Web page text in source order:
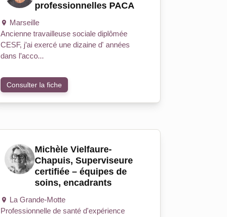
professionnelles PACA
Marseille
Ancienne travailleuse sociale diplômée
CESF, j’ai exercé une dizaine d' années
dans l’acco...
Consulter la fiche
Michèle Vielfaure-
Chapuis, Superviseure
certifiée – équipes de
soins, encadrants
La Grande-Motte
Professionnelle de santé d'expérience